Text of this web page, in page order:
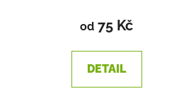
od 75 Kč
DETAIL